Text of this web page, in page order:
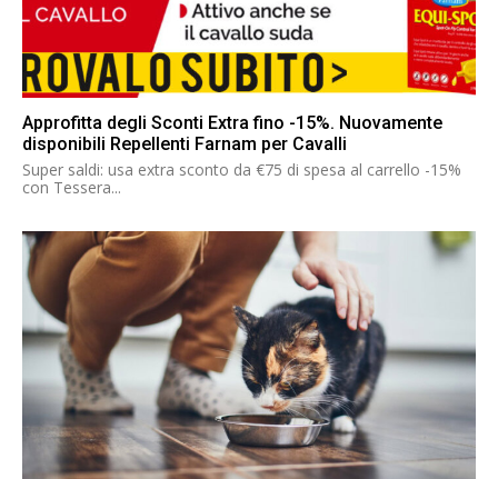
Approfitta degli Sconti Extra fino -15%. Nuovamente
disponibili Repellenti Farnam per Cavalli
Super saldi: usa extra sconto da €75 di spesa al carrello -15%
con Tessera...